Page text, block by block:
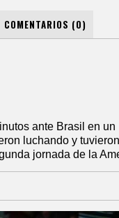
COMENTARIOS (0)
ante Brasil en
luchando y
jornada de la